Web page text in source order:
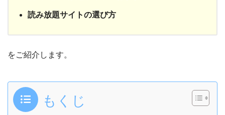
読み放題サイトの選び方
をご紹介します。
もくじ